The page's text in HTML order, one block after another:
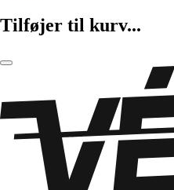
Tilføjer til kurv...